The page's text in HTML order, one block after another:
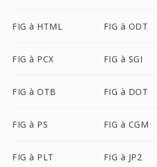
FIG à HTML FIG à ODT
FIG à PCX FIG à SGI
FIG à OTB FIG à DOT
FIG à PS FIG à CGM
FIG à PLT FIG à JP2